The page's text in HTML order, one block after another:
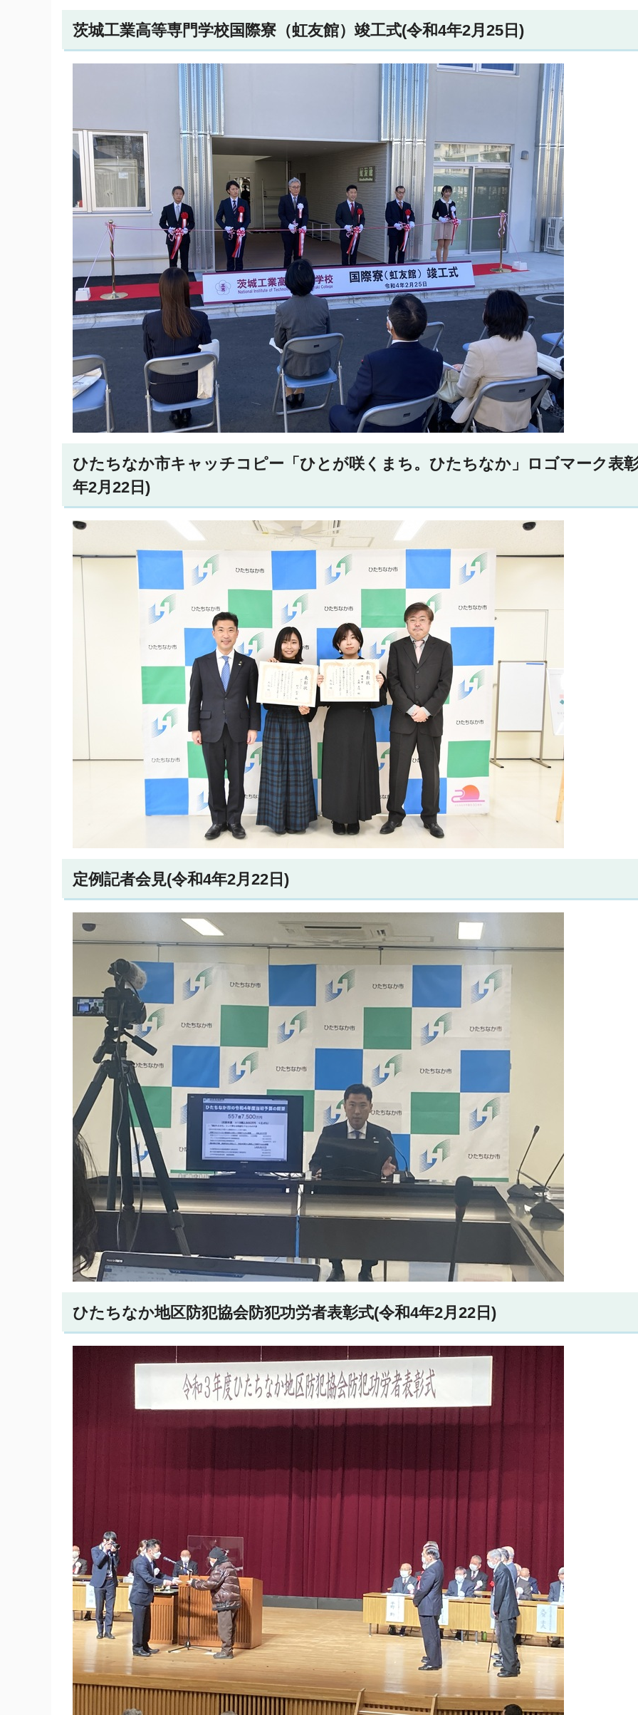
茨城工業高等専門学校国際寮（虹友館）竣工式(令和4年2月25日)
ひたちなか市キャッチコピー「ひとが咲くまち。ひたちなか」ロゴマーク表
年2月22日)
定例記者会見(令和4年2月22日)
ひたちなか地区防犯協会防犯功労者表彰式(令和4年2月22日)